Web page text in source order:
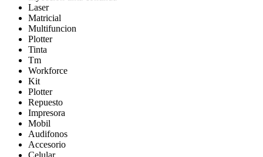
Laser
Matricial
Multifuncion
Plotter
Tinta
Tm
Workforce
Kit
Plotter
Repuesto
Impresora
Mobil
Audifonos
Accesorio
Celular